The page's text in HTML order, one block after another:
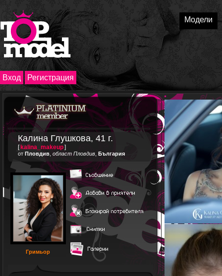
Модели
Вход Регистрация
Калина Глушкова, 41 г.
[ kalina_makeup]
от Пловдив област Пловдив България
Гримьор